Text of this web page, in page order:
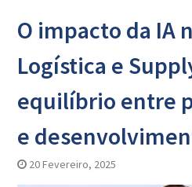
O impacto da IA
Logística e
equilíbrio entre
e
20 Fevereiro, 2025